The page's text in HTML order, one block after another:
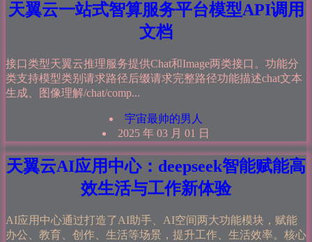
天翼云一站式智算服务平台模型API调用
文档
接口类型天翼云推理服务提供Chat和Image两类接口。功能分
类支持模型类别请求路径后缀请求完整路径功能描述chat文本
生成、图像理解/chat/comp...
宇宙最帅的男人
2025 年 03 月 01 日
天翼云AI应用中心：deepseek智能赋能高
效生活与工作新体验
AI应用中心通过打造了AI助手、AI空间两大功能模块，赋能
办公、教育、创作、生活等场景，提升工作、生活效率。核心